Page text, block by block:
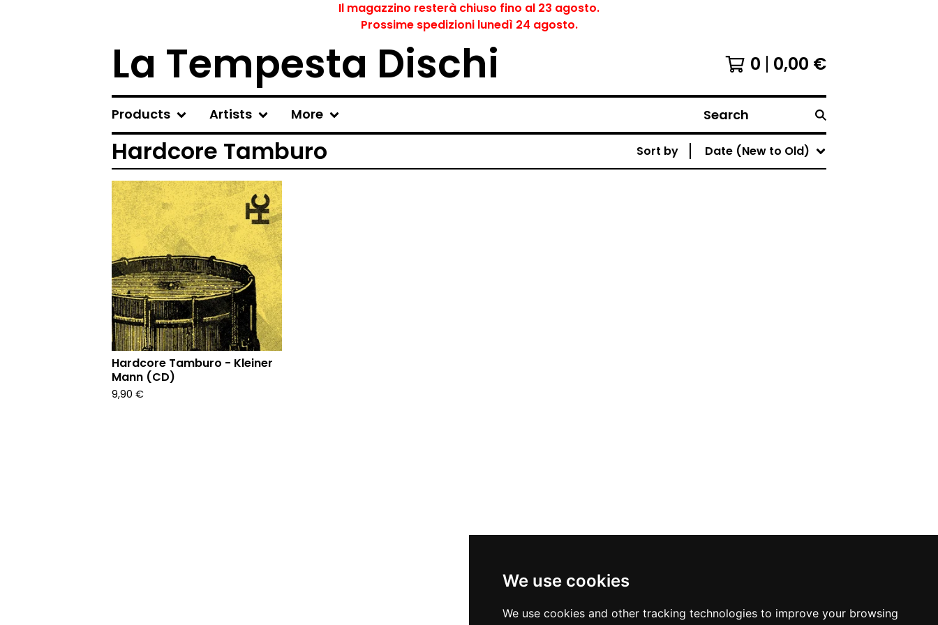
We use cookies
We use cookies and other tracking technologies to improve your browsing
Il magazzino resterà chiuso fino al 23 agosto.
Prossime spedizioni lunedì 24 agosto.
La Tempesta Dischi 0 0,00 €
Products Artists More Search
Hardcore Tamburo Sort by Date (New to Old)
Hardcore Tamburo - Kleiner
Mann (CD)
9,90 €